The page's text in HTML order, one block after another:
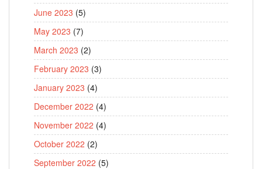
June 2023 (5)
May 2023 (7)
March 2023 (2)
February 2023 (3)
January 2023 (4)
December 2022 (4)
November 2022 (4)
October 2022 (2)
September 2022 (5)